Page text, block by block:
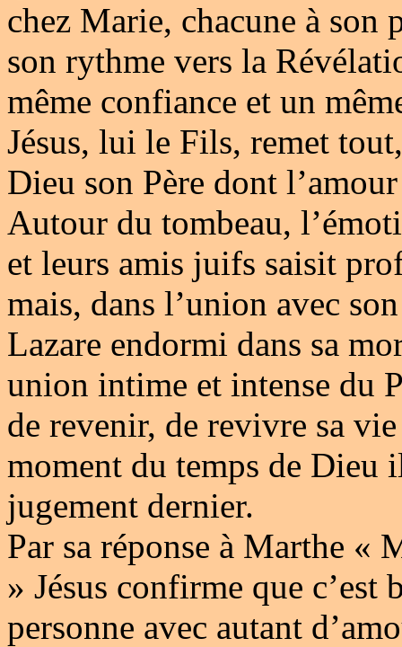
chez Marie, chacune à son
son rythme vers la
même confiance et un
Jésus, lui le Fils, remet
Dieu son Père dont
Autour du tombeau,
et leurs amis juifs saisit
mais, dans l’union avec
Lazare endormi dans sa
union intime et intense du
de revenir, de revivre sa
moment du temps de Dieu
jugement dernier.
Par sa réponse à Marthe «
» Jésus confirme que
personne avec autant